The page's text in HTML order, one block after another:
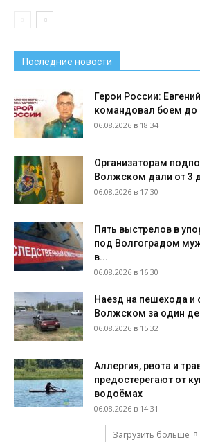
Последние новости
Герои России:
командовал боем до
06.08.2026 в 18:34
Организаторам
Волжском дали от 3
06.08.2026 в 17:30
Пять выстрелов в
под Волгоградом
в...
06.08.2026 в 16:30
Наезд на пешехода и
Волжском за один
06.08.2026 в 15:32
Аллергия, рвота и
предостерегают от
водоёмах
06.08.2026 в 14:31
Загрузить больше